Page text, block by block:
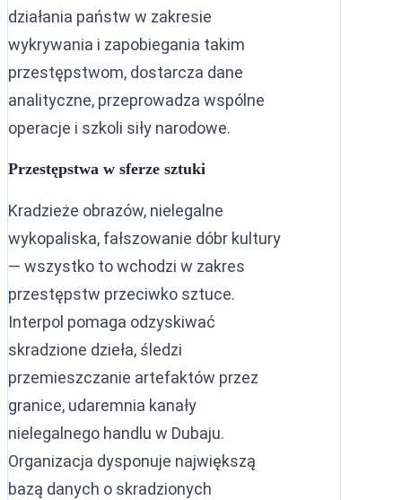
działania państw w zakresie
wykrywania i zapobiegania takim
przestępstwom, dostarcza dane
analityczne, przeprowadza wspólne
operacje i szkoli siły narodowe.
Przestępstwa w sferze sztuki
Kradzieże obrazów, nielegalne
wykopaliska, fałszowanie dóbr kultury
— wszystko to wchodzi w zakres
przestępstw przeciwko sztuce.
Interpol pomaga odzyskiwać
skradzione dzieła, śledzi
przemieszczanie artefaktów przez
granice, udaremnia kanały
nielegalnego handlu w Dubaju.
Organizacja dysponuje największą
bazą danych o skradzionych